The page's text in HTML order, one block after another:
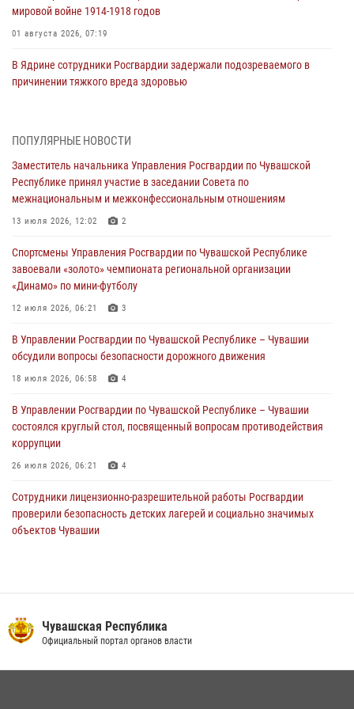
мировой войне 1914-1918 годов
01 августа 2026, 07:19
В Ядрине сотрудники Росгвардии задержали подозреваемого в
причинении тяжкого вреда здоровью
1 августа – День дежурной службы войск национальной гвардии
Директор Росгвардии Герой России генерал армии Виктор Золотов
поздравил специалистов подразделений тыла с профессиональным
01 августа 2026, 00:01
В Чебоксарах при участии спецназа Росгвардии изъята крупная
партия немаркированной никотиносодержащей продукции (видео)
Сотрудник вневедомственной охраны Росгвардии рассказал
корреспонденту Издательского дома «Хыпар» о службе в ВДВ
ПОПУЛЯРНЫЕ НОВОСТИ
Заместитель начальника Управления Росгвардии по Чувашской
Республике принял участие в заседании Совета по
межнациональным и межконфессиональным отношениям
13 июля 2026, 12:02 2
Спортсмены Управления Росгвардии по Чувашской Республике
завоевали «золото» чемпионата региональной организации
«Динамо» по мини-футболу
12 июля 2026, 06:21 3
В Управлении Росгвардии по Чувашской Республике – Чувашии
обсудили вопросы безопасности дорожного движения
18 июля 2026, 06:58 4
В Управлении Росгвардии по Чувашской Республике – Чувашии
состоялся круглый стол, посвященный вопросам противодействия
коррупции
26 июля 2026, 06:21 4
Сотрудники лицензионно-разрешительной работы Росгвардии
проверили безопасность детских лагерей и социально значимых
объектов Чувашии
Чебоксарах
07 июля 2026, 11:01 5
В Чувашии подвели итоги служебной деятельности подразделений
Чувашская Республика
Официальный портал органов власти